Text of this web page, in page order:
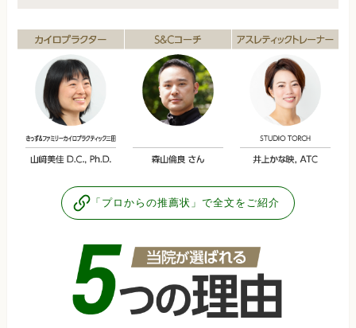
「プロからの推薦状」で全文をご紹介